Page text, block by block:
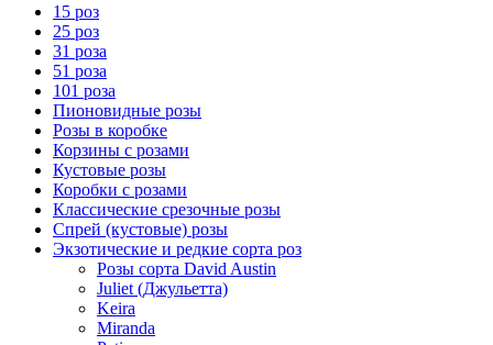
15 роз
25 роз
31 роза
51 роза
101 роза
Пионовидные розы
Розы в коробке
Корзины с розами
Кустовые розы
Коробки с розами
Классические срезочные розы
Спрей (кустовые) розы
Экзотические и редкие сорта роз
Розы сорта David Austin
Juliet (Джульетта)
Keira
Miranda